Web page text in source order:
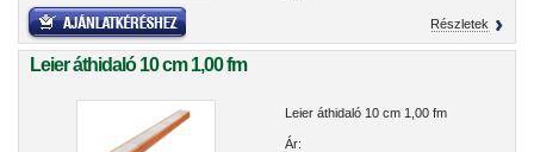
Részletek
Leier áthidaló 10 cm 1,00 fm
Leier áthidaló 10 cm 1,00 fm
Ár: